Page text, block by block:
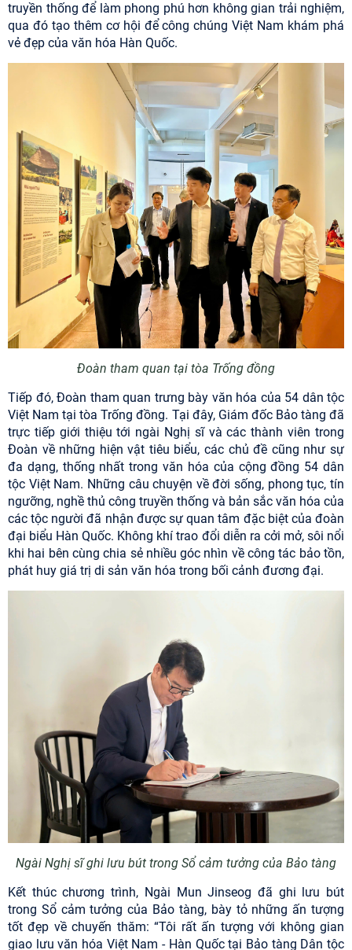
truyền thống để làm phong phú hơn không gian trải nghiệm,
qua đó tạo thêm cơ hội để công chúng Việt Nam khám phá
vẻ đẹp của văn hóa Hàn Quốc.
Đoàn tham quan tại tòa Trống đồng
Tiếp đó, Đoàn tham quan trưng bày văn hóa của 54 dân tộc
Việt Nam tại tòa Trống đồng. Tại đây, Giám đốc Bảo tàng đã
trực tiếp giới thiệu tới ngài Nghị sĩ và các thành viên trong
Đoàn về những hiện vật tiêu biểu, các chủ đề cũng như sự
đa dạng, thống nhất trong văn hóa của cộng đồng 54 dân
tộc Việt Nam. Những câu chuyện về đời sống, phong tục, tín
ngưỡng, nghề thủ công truyền thống và bản sắc văn hóa của
các tộc người đã nhận được sự quan tâm đặc biệt của đoàn
đại biểu Hàn Quốc. Không khí trao đổi diễn ra cởi mở, sôi nổi
khi hai bên cùng chia sẻ nhiều góc nhìn về công tác bảo tồn,
phát huy giá trị di sản văn hóa trong bối cảnh đương đại.
Ngài Nghị sĩ ghi lưu bút trong Sổ cảm tưởng của Bảo tàng
Kết thúc chương trình, Ngài Mun Jinseog đã ghi lưu bút
trong Sổ cảm tưởng của Bảo tàng, bày tỏ những ấn tượng
tốt đẹp về chuyến thăm: “Tôi rất ấn tượng với không gian
giao lưu văn hóa Việt Nam - Hàn Quốc tại Bảo tàng Dân tộc